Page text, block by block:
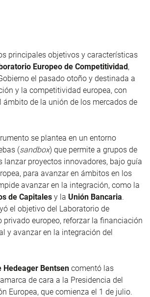
principales objetivos y características
Europeo de Competitividad ,
el pasado otoño y destinada a
y la competitividad europea, con
ámbito de la unión de los mercados de
se plantea en un entorno
(sandbox) que permite a grupos de
lanzar proyectos innovadores, bajo guía
para avanzar en ámbitos en los
avanzar en la integración, como la
de Capitales y la Unión Bancaria.
el objetivo del Laboratorio de
privado europeo, reforzar la financiación
y avanzar en la integración del
Hedeager Bentsen comentó las
de cara a la Presidencia del
Europea, que comienza el 1 de julio.